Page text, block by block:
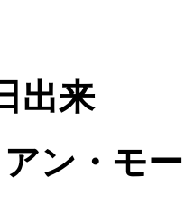
出来
ン・モ